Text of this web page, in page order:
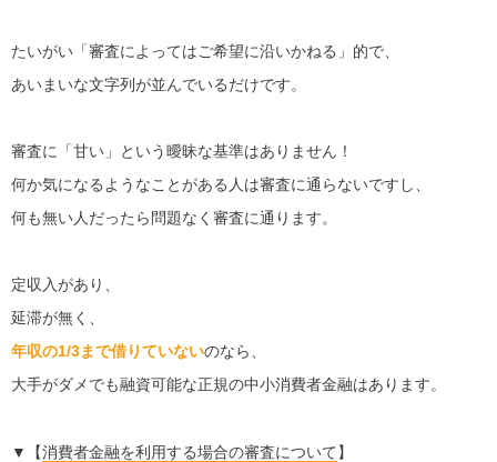
たいがい「審査によってはご希望に沿いかねる」的で、
あいまいな文字列が並んでいるだけです。
審査に「甘い」という曖昧な基準はありません！
何か気になるようなことがある人は審査に通らないですし、
何も無い人だったら問題なく審査に通ります。
定収入があり、
延滞が無く、
年収の1/3まで借りていないのなら、
大手がダメでも融資可能な正規の中小消費者金融はあります。
▼【消費者金融を利用する場合の審査について 】